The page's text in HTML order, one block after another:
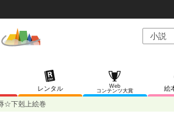
レンタル
Web
コンテンツ大賞
絵
☆下剋上絵巻